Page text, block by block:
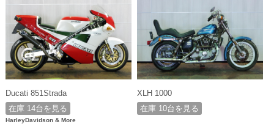
Ducati 851Strada
在庫 14台を見る
XLH 1000
在庫 10台を見る
HarleyDavidson & More